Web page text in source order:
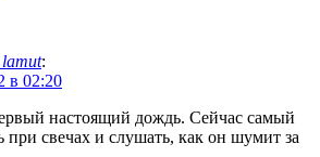
:
в 02:20
настоящий дождь. Сейчас самый
при свечах и слушать, как он шумит за